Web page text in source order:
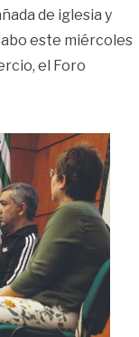
de iglesia y
este miércoles
el Foro